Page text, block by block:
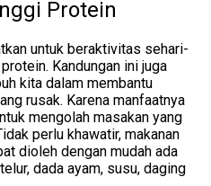
Protein
untuk beraktivitas sehari-
Kandungan ini juga
kita dalam membantu
rusak. Karena manfaatnya
mengolah masakan yang
perlu khawatir, makanan
dioleh dengan mudah ada
dada ayam, susu, daging